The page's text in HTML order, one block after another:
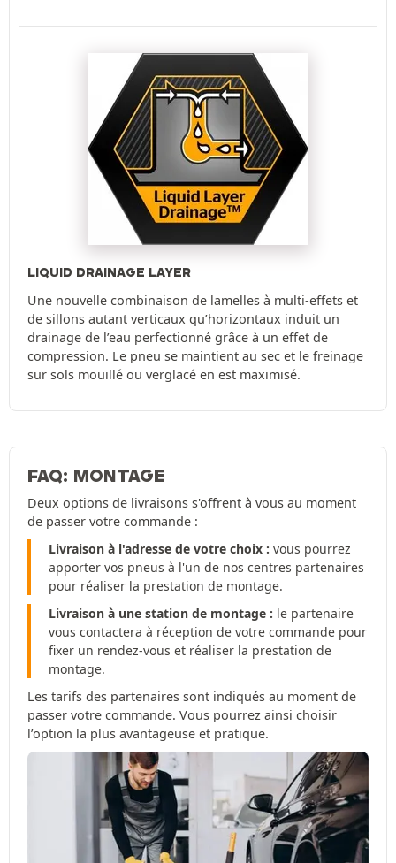
LIQUID DRAINAGE LAYER
Une nouvelle combinaison de lamelles à multi-effets et
de sillons autant verticaux qu’horizontaux induit un
drainage de l’eau perfectionné grâce à un effet de
compression. Le pneu se maintient au sec et le freinage
sur sols mouillé ou verglacé en est maximisé.
FAQ: MONTAGE
Deux options de livraisons s'offrent à vous au moment
de passer votre commande :
Livraison à l'adresse de votre choix : vous pourrez
apporter vos pneus à l'un de nos centres partenaires
pour réaliser la prestation de montage.
Livraison à une station de montage : le partenaire
vous contactera à réception de votre commande pour
fixer un rendez-vous et réaliser la prestation de
montage.
Les tarifs des partenaires sont indiqués au moment de
passer votre commande. Vous pourrez ainsi choisir
l’option la plus avantageuse et pratique.